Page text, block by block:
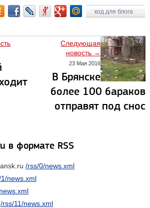
код для блога
Следующая
новость →
23 Мая 2016
В Брянске
более 100 бараков
отправят под снос
в формате RSS
/rss/0/news.xml
news.xml
/rss/11/news.xml